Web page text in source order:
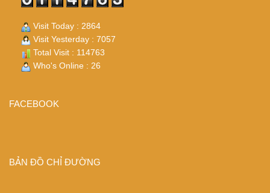
Visit Today : 2864
Visit Yesterday : 7057
Total Visit : 114763
Who's Online : 26
FACEBOOK
BẢN ĐỒ CHỈ ĐƯỜNG